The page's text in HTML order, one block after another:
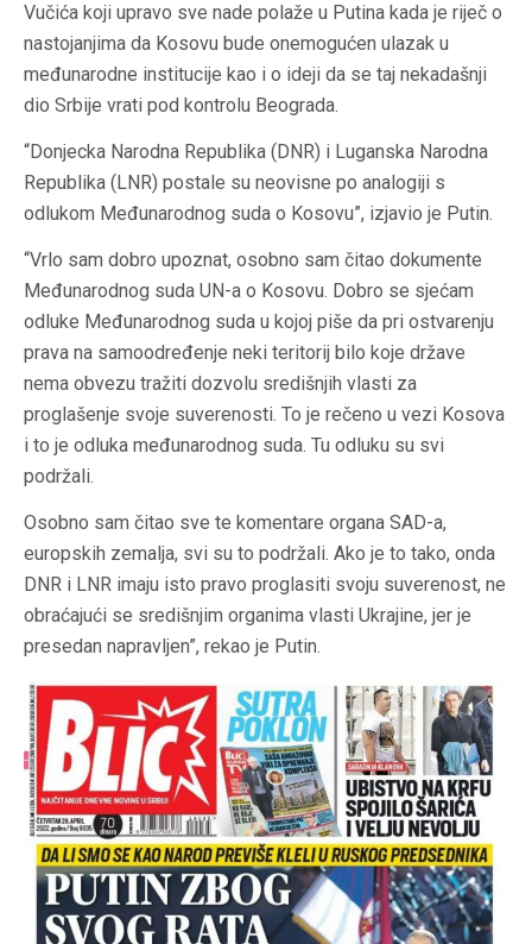
Vučića koji upravo sve nade polaže u Putina kada je riječ o
nastojanjima da Kosovu bude onemogućen ulazak u
međunarodne institucije kao i o ideji da se taj nekadašnji
dio Srbije vrati pod kontrolu Beograda.
“Donjecka Narodna Republika (DNR) i Luganska Narodna
Republika (LNR) postale su neovisne po analogiji s
odlukom Međunarodnog suda o Kosovu”, izjavio je Putin.
“Vrlo sam dobro upoznat, osobno sam čitao dokumente
Međunarodnog suda UN-a o Kosovu. Dobro se sjećam
odluke Međunarodnog suda u kojoj piše da pri ostvarenju
prava na samoodređenje neki teritorij bilo koje države
nema obvezu tražiti dozvolu središnjih vlasti za
proglašenje svoje suverenosti. To je rečeno u vezi Kosova
i to je odluka međunarodnog suda. Tu odluku su svi
podržali.
Osobno sam čitao sve te komentare organa SAD-a,
europskih zemalja, svi su to podržali. Ako je to tako, onda
DNR i LNR imaju isto pravo proglasiti svoju suverenost, ne
obraćajući se središnjim organima vlasti Ukrajine, jer je
presedan napravljen”, rekao je Putin.